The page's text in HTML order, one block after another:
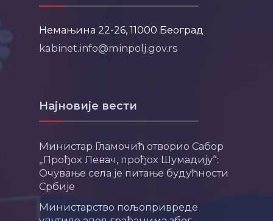
Немањина 22-26, 11000 Београд
kabinet.info@minpolj.gov.rs
Најновије вести
Министар Гламочић отворио Сабор
„Прођох Левач, прођох Шумадију“:
Очување села је питање будућности
Србије
Министарство пољопривреде